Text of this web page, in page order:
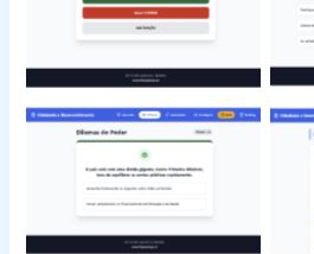
Desenvolvimento
Cidadania e
Desenvolvimento